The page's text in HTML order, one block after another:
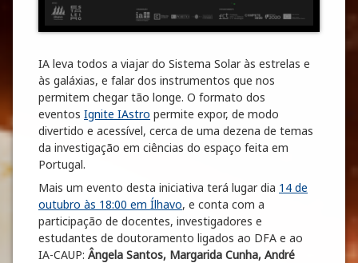
IA leva todos a viajar do Sistema Solar às estrelas e
às galáxias, e falar dos instrumentos que nos
permitem chegar tão longe. O formato dos
eventos Ignite IAstro permite expor, de modo
divertido e acessível, cerca de uma dezena de temas
da investigação em ciências do espaço feita em
Portugal.
Mais um evento desta iniciativa terá lugar dia 14 de
outubro às 18:00 em Ílhavo, e conta com a
participação de docentes, investigadores e
estudantes de doutoramento ligados ao DFA e ao
IA-CAUP: Ângela Santos, Margarida Cunha, André